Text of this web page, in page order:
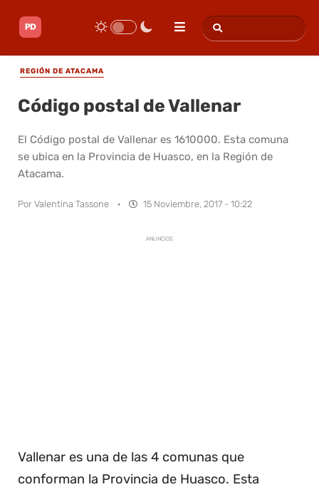
REGIÓN DE ATACAMA
Código postal de Vallenar
El Código postal de Vallenar es 1610000. Esta comuna
se ubica en la Provincia de Huasco, en la Región de
Atacama.
Por Valentina Tassone · 15 Noviembre, 2017 - 10:22
ANUNCIOS
Vallenar es una de las 4 comunas que
conforman la Provincia de Huasco. Esta